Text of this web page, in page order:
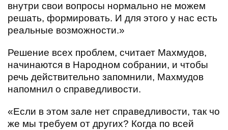
внутри свои вопросы нормально не можем
решать, формировать. И для этого у нас есть
реальные возможности.»
Решение всех проблем, считает Махмудов,
начинаются в Народном собрании, и чтобы
речь действительно запомнили, Махмудов
напомнил о справедливости.
«Если в этом зале нет справедливости, так чо
же мы требуем от других? Когда по всей